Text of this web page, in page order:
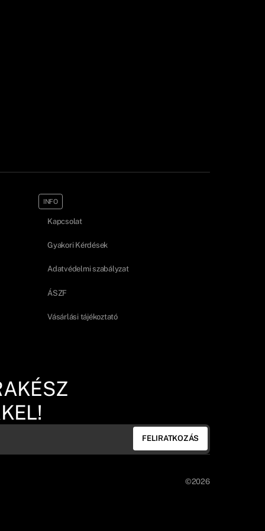
INFO
Kapcsolat
Gyakori Kérdések
Adatvédelmi szabályzat
ÁSZF
Vásárlási tájékoztató
FELIRATKOZÁS
©2026